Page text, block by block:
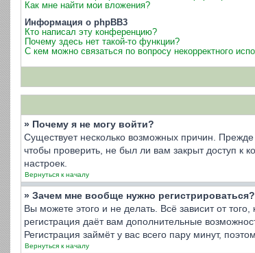
Как мне найти мои вложения?
Информация о phpBB3
Кто написал эту конференцию?
Почему здесь нет такой-то функции?
С кем можно связаться по вопросу некорректного
» Почему я не могу войти?
Существует несколько возможных причин.
чтобы проверить, не был ли вам закрыт доступ к
настроек.
Вернуться к началу
» Зачем мне вообще нужно регистрироваться?
Вы можете этого и не делать. Всё зависит от
регистрация даёт вам дополнительные
Регистрация займёт у вас всего пару минут,
Вернуться к началу